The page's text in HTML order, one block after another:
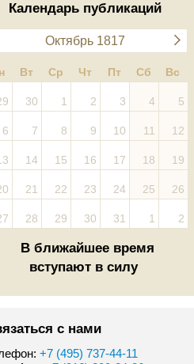
Календарь публикаций
Октябрь 1817
Вт Ср Чт Пт Сб Вс
30 1 2 3 4 5
6 7 8 9 10 11 12
14 15 16 17 18 19
21 22 23 24 25 26
28 29 30 31 1 2
В ближайшее время
вступают в силу
с нами
+7 (495) 737-44-11